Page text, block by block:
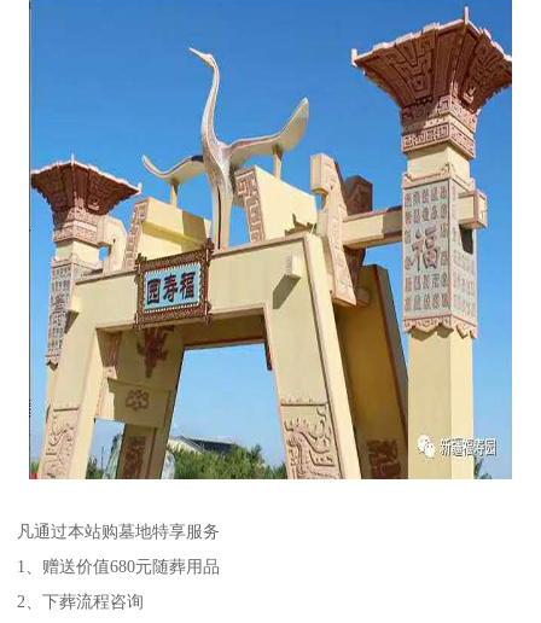
凡通过本站购墓地特享服务
1、赠送价值680元随葬用品
2、下葬流程咨询